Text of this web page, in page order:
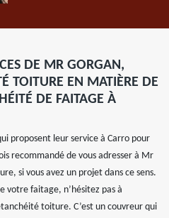
DE MR GORGAN,
TOITURE EN MATIÈRE DE
DE FAITAGE À
proposent leur service à Carro pour
recommandé de vous adresser à Mr
si vous avez un projet dans ce sens.
votre faitage, n’hésitez pas à
toiture. C’est un couvreur qui